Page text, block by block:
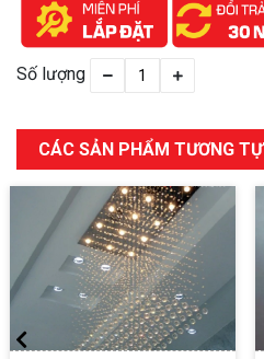
Số lượng
CÁC SẢN PHẨM TƯƠNG TỰ